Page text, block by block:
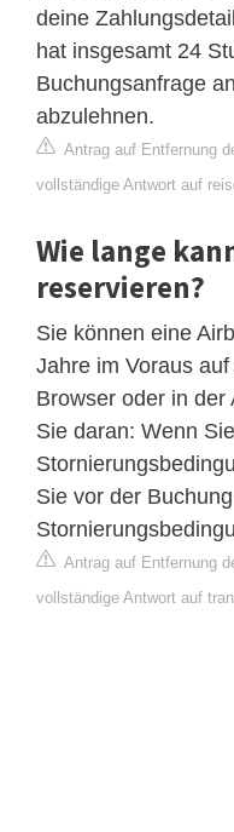
deine
hat insgesamt 24
Buchungsanfrage
abzulehnen.
Antrag auf Entfernung
vollständige Antwort auf
Wie lange
reservieren?
Sie können eine
Jahre im Voraus
Browser oder in der
Sie daran: Wenn
Sie vor der
Antrag auf Entfernung
vollständige Antwort auf